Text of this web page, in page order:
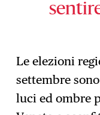
Le elezioni
settembre
luci ed ombre